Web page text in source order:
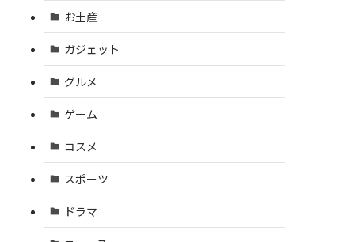
お土産
ガジェット
グルメ
ゲーム
コスメ
スポーツ
ドラマ